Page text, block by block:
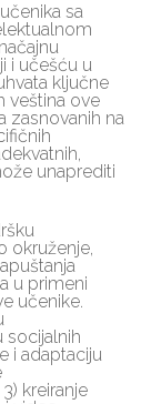
sa
i učešću u
ključne
veština ove
zasnovanih na
unaprediti
okruženje,
u primeni
učenike.
socijalnih
i adaptaciju
kreiranje